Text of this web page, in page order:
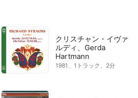
クリスチャン・イヴァ
ルディ、Gerda
Hartmann
1981、1トラック、2分